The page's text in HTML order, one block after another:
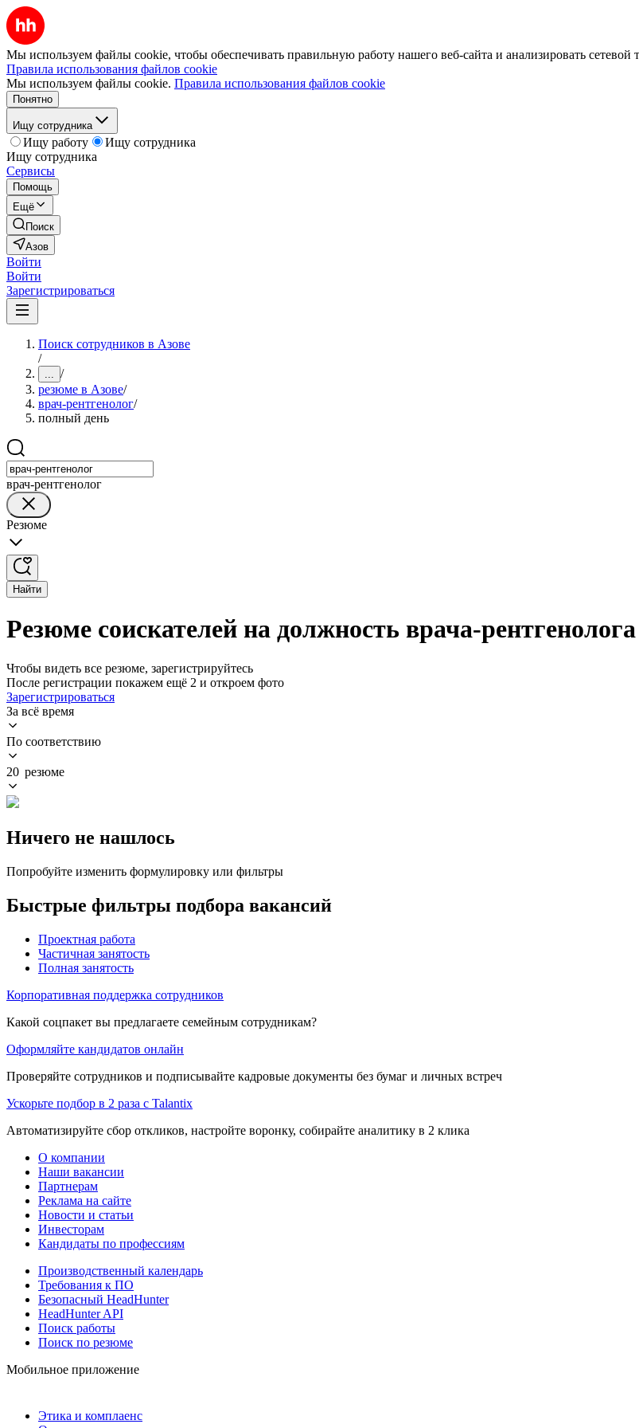
Мы используем файлы cookie, чтобы обеспечивать правильную работу нашего веб-сайта и анализировать сетевой
Правила использования файлов cookie
Мы используем файлы cookie. Правила использования файлов cookie
Понятно
Ищу сотрудника
Ищу работу
Ищу сотрудника
Ищу сотрудника
Сервисы
Помощь
Ещё
Поиск
Азов
Войти
Войти
Зарегистрироваться
Поиск сотрудников в Азове
/
... /
резюме в Азове/
врач-рентгенолог/
полный день
врач-рентгенолог
Резюме
Найти
Резюме соискателей на должность врача-
Чтобы видеть все резюме, зарегистрируйтесь
После регистрации покажем ещё 2 и откроем фото
Зарегистрироваться
За всё время
По соответствию
20 резюме
Ничего не нашлось
Попробуйте изменить формулировку или фильтры
Быстрые фильтры подбора вакансий
Проектная работа
Частичная занятость
Полная занятость
Корпоративная поддержка сотрудников
Какой соцпакет вы предлагаете семейным сотрудникам?
Оформляйте кандидатов онлайн
Проверяйте сотрудников и подписывайте кадровые документы без бумаг и личных встреч
Ускорьте подбор в 2 раза с Talantix
Автоматизируйте сбор откликов, настройте воронку, собирайте аналитику в 2 клика
О компании
Наши вакансии
Партнерам
Реклама на сайте
Новости и статьи
Инвесторам
Кандидаты по профессиям
Производственный календарь
Требования к ПО
Безопасный HeadHunter
HeadHunter API
Поиск работы
Поиск по резюме
Мобильное приложение
Этика и комплаенс